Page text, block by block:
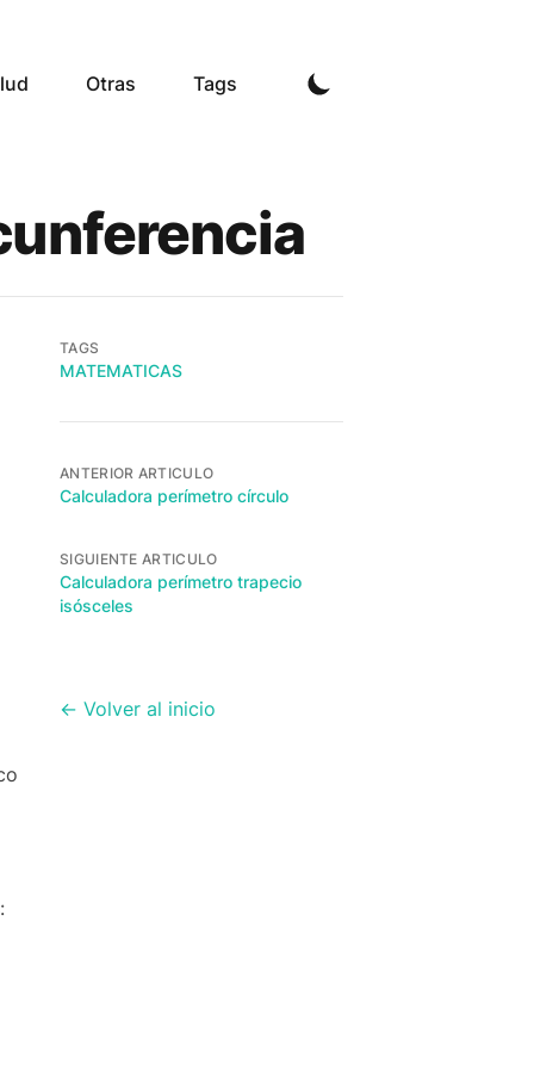
Otras Tags
TAGS
MATEMATICAS
ANTERIOR ARTICULO
Calculadora perímetro círculo
SIGUIENTE ARTICULO
Calculadora perímetro trapecio
isósceles
← Volver al inicio